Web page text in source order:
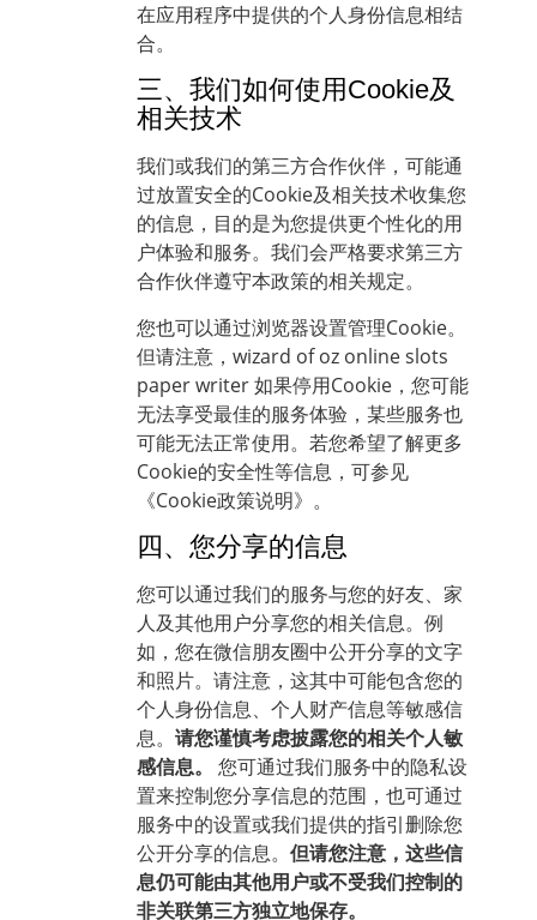
在应用程序中提供的个人身份信息相结
合。
三、我们如何使用Cookie及
相关技术
我们或我们的第三方合作伙伴，可能通
过放置安全的Cookie及相关技术收集您
的信息，目的是为您提供更个性化的用
户体验和服务。我们会严格要求第三方
合作伙伴遵守本政策的相关规定。
您也可以通过浏览器设置管理Cookie。
但请注意， wizard of oz online slots
paper writer如果停用Cookie，您可能
无法享受最佳的服务体验，某些服务也
可能无法正常使用。若您希望了解更多
Cookie的安全性等信息，可参见
《Cookie政策说明》。
四、您分享的信息
您可以通过我们的服务与您的好友、家
人及其他用户分享您的相关信息。例
如，您在微信朋友圈中公开分享的文字
和照片。请注意，这其中可能包含您的
个人身份信息、个人财产信息等敏感信
息。 请您谨慎考虑披露您的相关个人敏
感信息。 您可通过我们服务中的隐私设
置来控制您分享信息的范围，也可通过
服务中的设置或我们提供的指引删除您
公开分享的信息。 但请您注意，这些信
息仍可能由其他用户或不受我们控制的
非关联第三方独立地保存。